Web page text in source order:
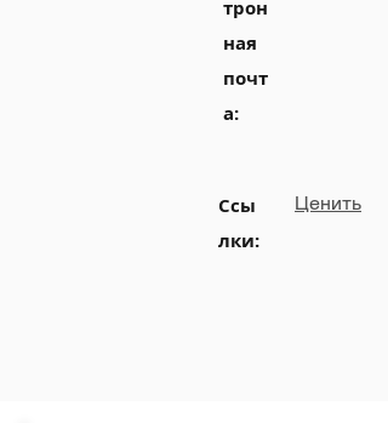
трон
ная
почт
а:
Ссы
лки:
Ценить